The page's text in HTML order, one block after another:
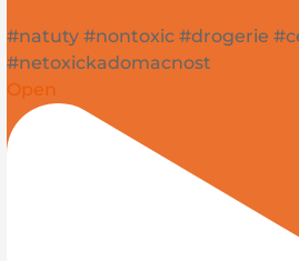
#natuty #nontoxic #drogerie
#netoxickadomacnost
Open